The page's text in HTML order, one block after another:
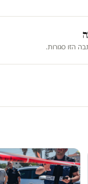
הזו סגורות.